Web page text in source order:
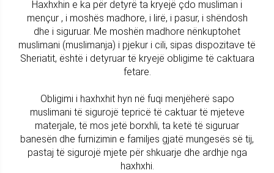
Haxhxhin e ka për detyrë ta kryejë çdo musliman i
mençur , i moshës madhore, i lirë, i pasur, i shëndosh
dhe i siguruar. Me moshën madhore nënkuptohet
muslimani (muslimanja) i pjekur i cili, sipas dispozitave të
Sheriatit, është i detyruar të kryejë obligime të caktuara
fetare.
Obligimi i haxhxhit hyn në fuqi menjëherë sapo
muslimani të sigurojë tepricë të caktuar të mjeteve
materjale, të mos jetë borxhli, ta ketë të siguruar
banesën dhe furnizimin e familjes gjatë mungesës së tij,
pastaj të sigurojë mjete për shkuarje dhe ardhje nga
haxhxhi.